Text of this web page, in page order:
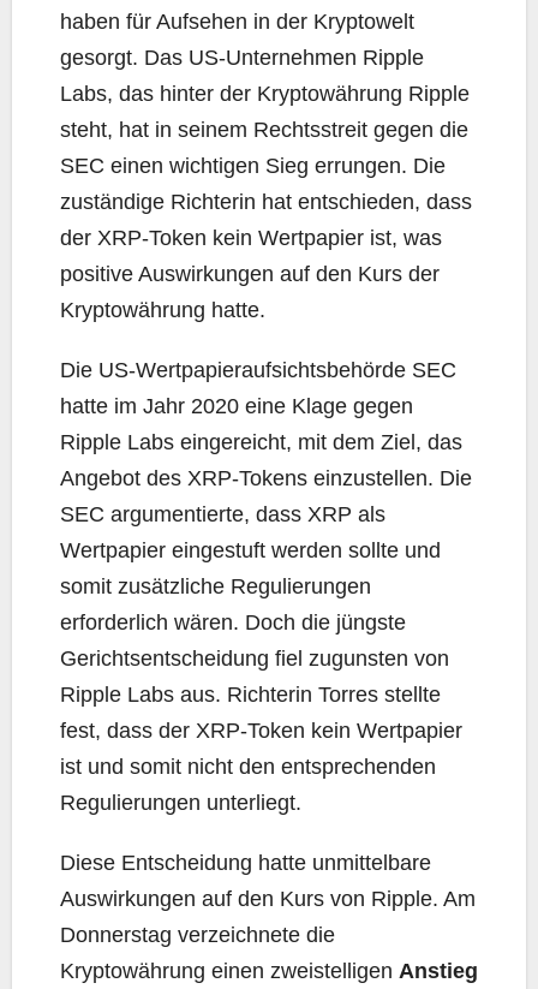
haben für Aufsehen in der Kryptowelt
gesorgt. Das US-Unternehmen Ripple
Labs, das hinter der Kryptowährung Ripple
steht, hat in seinem Rechtsstreit gegen die
SEC einen wichtigen Sieg errungen. Die
zuständige Richterin hat entschieden, dass
der XRP-Token kein Wertpapier ist, was
positive Auswirkungen auf den Kurs der
Kryptowährung hatte.
Die US-Wertpapieraufsichtsbehörde SEC
hatte im Jahr 2020 eine Klage gegen
Ripple Labs eingereicht, mit dem Ziel, das
Angebot des XRP-Tokens einzustellen. Die
SEC argumentierte, dass XRP als
Wertpapier eingestuft werden sollte und
somit zusätzliche Regulierungen
erforderlich wären. Doch die jüngste
Gerichtsentscheidung fiel zugunsten von
Ripple Labs aus. Richterin Torres stellte
fest, dass der XRP-Token kein Wertpapier
ist und somit nicht den entsprechenden
Regulierungen unterliegt.
Diese Entscheidung hatte unmittelbare
Auswirkungen auf den Kurs von Ripple. Am
Donnerstag verzeichnete die
Kryptowährung einen zweistelligen Anstieg